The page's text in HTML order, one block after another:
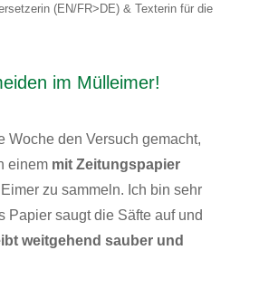
(EN/FR>DE) & Texterin für die
im Mülleimer!
Woche den Versuch gemacht,
einem mit Zeitungspapier
Eimer zu sammeln. Ich bin sehr
Papier saugt die Säfte auf und
weitgehend sauber und